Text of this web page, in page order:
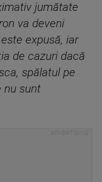
jumătate
va deveni
expusă, iar
de cazuri dacă
spălatul pe
nu sunt